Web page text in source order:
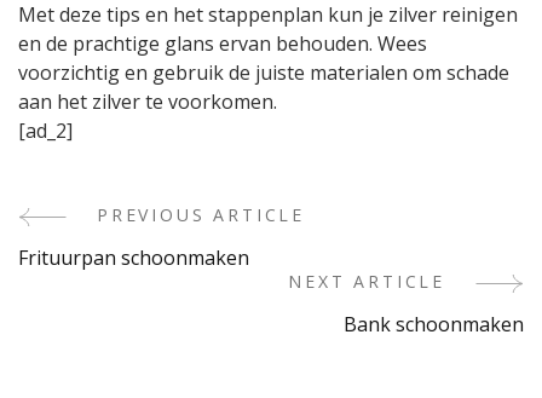
Met deze tips en het stappenplan kun je zilver reinigen
en de prachtige glans ervan behouden. Wees
voorzichtig en gebruik de juiste materialen om schade
aan het zilver te voorkomen.
[ad_2]
Post
Navigation
PREVIOUS ARTICLE
Frituurpan schoonmaken
NEXT ARTICLE
Bank schoonmaken